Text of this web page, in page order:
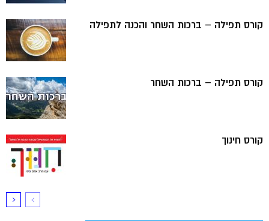
קורס תפילה – ברכות השחר והכנה לתפילה
קורס תפילה – ברכות השחר
קורס חינוך